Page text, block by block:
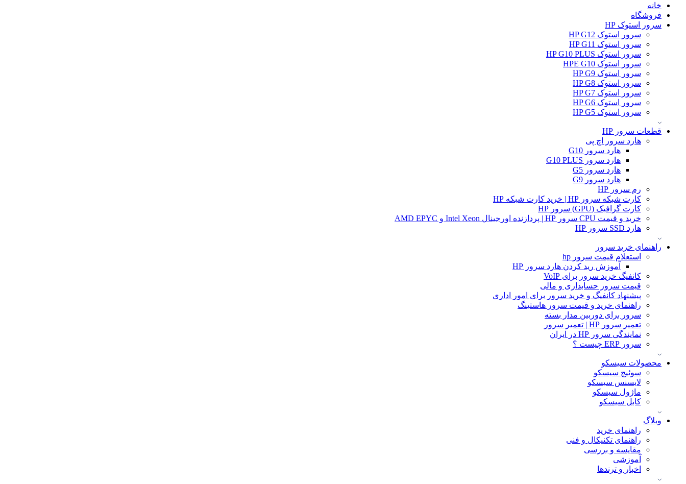
خانه
فروشگاه
سرور استوک HP
سرور استوک HP G12
سرور استوک HP G11
سرور استوک HP G10 PLUS
سرور استوک HPE G10
سرور استوک HP G9
سرور استوک HP G8
سرور استوک HP G7
سرور استوک HP G6
سرور استوک HP G5
قطعات سرور HP
هارد سرور اچ پی
هارد سرور G10
هارد سرور G10 PLUS
هارد سرور G5
هارد سرور G9
رم سرور HP
کارت شبکه سرور HP | خرید کارت شبکه HP
کارت گرافیک (GPU) سرور HP
خرید و قیمت CPU سرور HP | پردازنده اورجینال Intel Xeon و AMD EPYC
هارد SSD سرور HP
راهنمای خرید سرور
استعلام قیمت سرور hp
آموزش ريد كردن هارد سرور HP
کانفیگ خرید سرور برای VoIP
قیمت سرور حسابداری و مالی
پیشنهاد کانفیگ و خرید سرور برای امور اداری
راهنمای خرید و قیمت سرور هاستینگ
سرور برای دوربین مدار بسته
تعمیر سرور HP | تعمیر سرور
نمایندگی سرور HP در ایران
سرور ERP چیست ؟
محصولات سیسکو
سوئیچ سیسکو
لایسنس سیسکو
ماژول سیسکو
کابل سیسکو
وبلاگ
راهنمای خرید
راهنمای تکنیکال و فنی
مقایسه و بررسی
آموزشی
اخبار و ترندها